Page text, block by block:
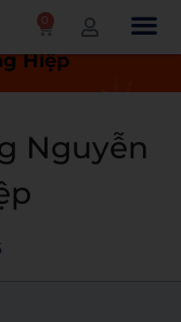
0
viên
Đạt
Hiệp
Nguyễn